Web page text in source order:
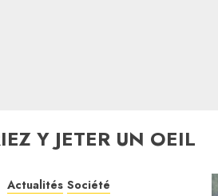
Y JETER UN OEIL
Actualités Société